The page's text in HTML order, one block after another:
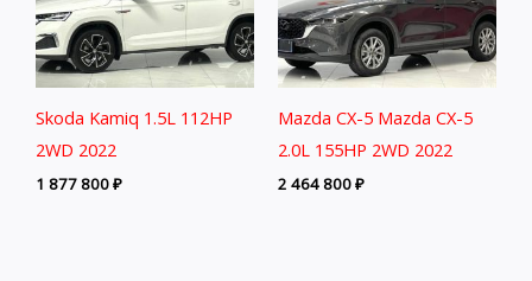
Skoda Kamiq 1.5L 112HP
2WD 2022
1 877 800₽
Mazda CX-5 Mazda CX-5
2.0L 155HP 2WD 2022
2 464 800₽